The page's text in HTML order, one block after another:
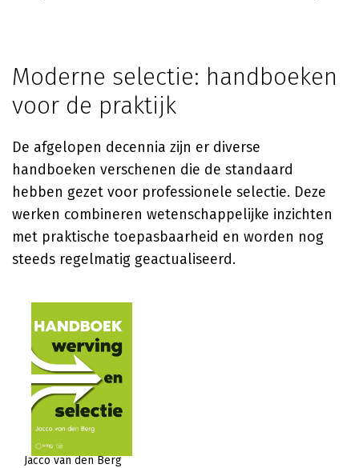
Moderne selectie: handboeken
voor de praktijk
De afgelopen decennia zijn er diverse
handboeken verschenen die de standaard
hebben gezet voor professionele selectie. Deze
werken combineren wetenschappelijke inzichten
met praktische toepasbaarheid en worden nog
steeds regelmatig geactualiseerd.
Jacco van den Berg